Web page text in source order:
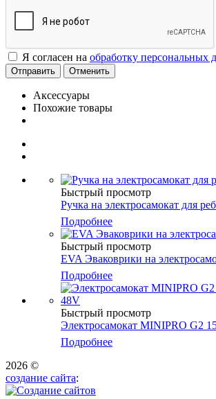
Я согласен на обработку персональных
Отменить
Аксессуары
Похожие товары
Быстрый просмотр
Ручка на электросамокат для
Подробнее
Быстрый просмотр
EVA Эваковрики на
Подробнее
Быстрый просмотр
Электросамокат MINIPRO G2
Подробнее
2026 ©
создание сайта: